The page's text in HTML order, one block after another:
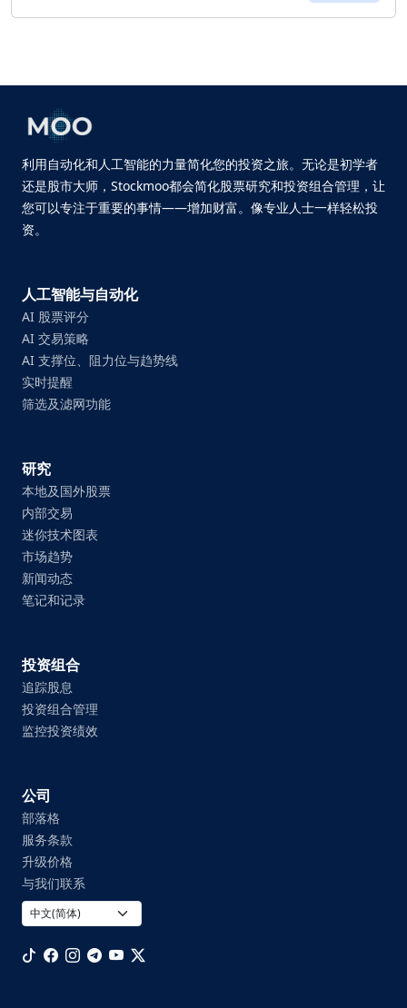
利用自动化和人工智能的力量简化您的投资之旅。无论是初学者
还是股市大师，Stockmoo都会简化股票研究和投资组合管理，让
您可以专注于重要的事情——增加财富。像专业人士一样轻松投
资。
人工智能与自动化
AI 股票评分
AI 交易策略
AI 支撑位、阻力位与趋势线
实时提醒
筛选及滤网功能
研究
本地及国外股票
内部交易
迷你技术图表
市场趋势
新闻动态
笔记和记录
投资组合
追踪股息
投资组合管理
监控投资绩效
公司
部落格
服务条款
升级价格
与我们联系